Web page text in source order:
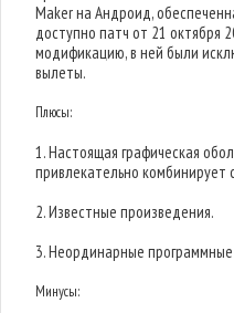
Maker на Андроид,
доступно патч от 21 октября
модификацию, в ней были
вылеты.
Плюсы:
1. Настоящая графическая
привлекательно комбинирует
2. Известные произведения.
3. Неординарные
Минусы: